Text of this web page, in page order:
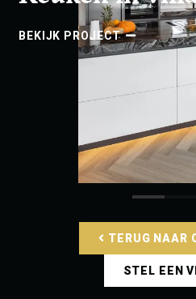
BEKIJK PROJECT
TERUG NAAR
STEL EEN